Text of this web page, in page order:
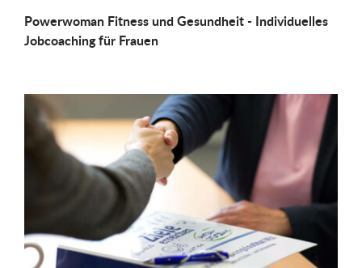
Powerwoman Fitness und Gesund­heit - Individu­elles
Job­coaching für Frauen